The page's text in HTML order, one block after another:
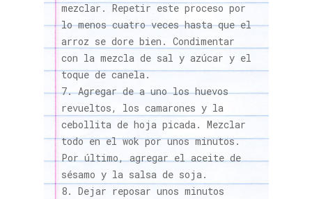
mezclar. Repetir este proceso por
lo menos cuatro veces hasta que el
arroz se dore bien. Condimentar
con la mezcla de sal y azúcar y el
toque de canela.
Agregar de a uno los huevos
revueltos, los camarones y la
cebollita de hoja picada. Mezclar
todo en el wok por unos minutos.
Por último, agregar el aceite de
sésamo y la salsa de soja.
Dejar reposar unos minutos